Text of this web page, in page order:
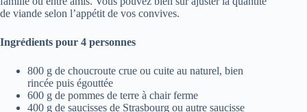
de viande selon l’appétit de vos convives.
Ingrédients pour 4 personnes
800 g de choucroute crue ou cuite au naturel, bien
rincée puis égouttée
600 g de pommes de terre à chair ferme
400 g de saucisses de Strasbourg ou autre saucisse